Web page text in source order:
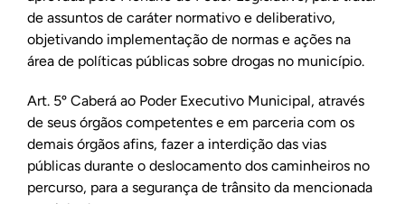
de assuntos de caráter normativo e deliberativo,
objetivando implementação de normas e ações na
área de políticas públicas sobre drogas no município.
Art. 5º Caberá ao Poder Executivo Municipal, através
de seus órgãos competentes e em parceria com os
demais órgãos afins, fazer a interdição das vias
públicas durante o deslocamento dos caminheiros no
percurso, para a segurança de trânsito da mencionada